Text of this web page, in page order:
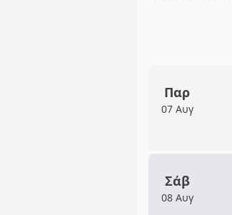
Παρ
07 Αυγ
Σάβ
08 Αυγ